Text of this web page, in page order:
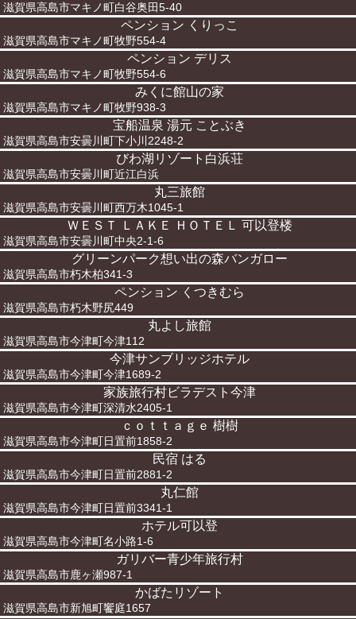
滋賀県高島市マキノ町白谷奥田5-40
ペンション くりっこ
滋賀県高島市マキノ町牧野554-4
ペンション デリス
滋賀県高島市マキノ町牧野554-6
みくに館山の家
滋賀県高島市マキノ町牧野938-3
宝船温泉 湯元 ことぶき
滋賀県高島市安曇川町下小川2248-2
びわ湖リゾート白浜荘
滋賀県高島市安曇川町近江白浜
丸三旅館
滋賀県高島市安曇川町西万木1045-1
ＷＥＳＴ ＬＡＫＥ ＨＯＴＥＬ 可以登楼
滋賀県高島市安曇川町中央2-1-6
グリーンパーク想い出の森バンガロー
滋賀県高島市朽木柏341-3
ペンション くつきむら
滋賀県高島市朽木野尻449
丸よし旅館
滋賀県高島市今津町今津112
今津サンブリッジホテル
滋賀県高島市今津町今津1689-2
家族旅行村ビラデスト今津
滋賀県高島市今津町深清水2405-1
ｃｏｔｔａｇｅ 樹樹
滋賀県高島市今津町日置前1858-2
民宿 はる
滋賀県高島市今津町日置前2881-2
丸仁館
滋賀県高島市今津町日置前3341-1
ホテル可以登
滋賀県高島市今津町名小路1-6
ガリバー青少年旅行村
滋賀県高島市鹿ヶ瀬987-1
かばたリゾート
滋賀県高島市新旭町饗庭1657